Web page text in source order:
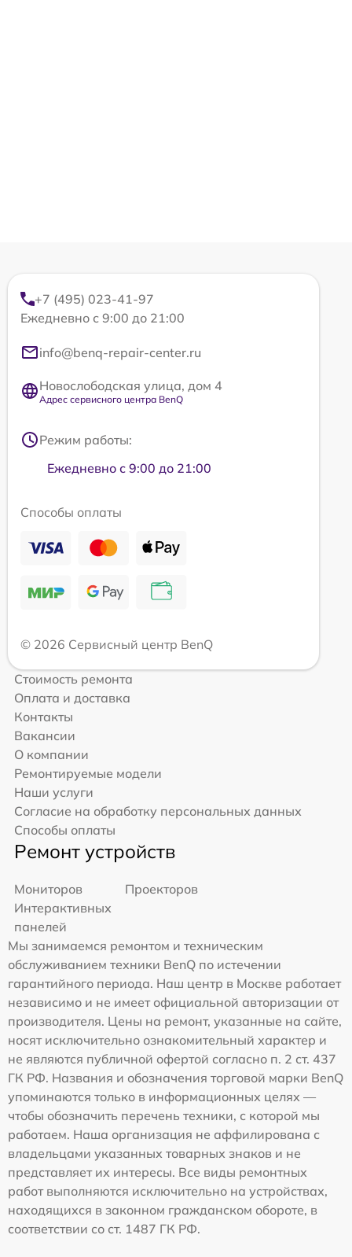
+7 (495) 023-41-97
Ежедневно с 9:00 до 21:00
info@benq-repair-center.ru
Новослободская улица, дом 4
Адрес сервисного центра BenQ
Режим работы:
Ежедневно с 9:00 до 21:00
Способы оплаты
© 2026 Сервисный центр BenQ
Стоимость ремонта
Оплата и доставка
Контакты
Вакансии
О компании
Ремонтируемые модели
Наши услуги
Согласие на обработку персональных данных
Способы оплаты
Ремонт устройств
Мониторов
Проекторов
Интерактивных
панелей
Мы занимаемся ремонтом и техническим
обслуживанием техники BenQ по истечении
гарантийного периода. Наш центр в Москве работает
независимо и не имеет официальной авторизации от
производителя. Цены на ремонт, указанные на сайте,
носят исключительно ознакомительный характер и
не являются публичной офертой согласно п. 2 ст. 437
ГК РФ. Названия и обозначения торговой марки BenQ
упоминаются только в информационных целях —
чтобы обозначить перечень техники, с которой мы
работаем. Наша организация не аффилирована с
владельцами указанных товарных знаков и не
представляет их интересы. Все виды ремонтных
работ выполняются исключительно на устройствах,
находящихся в законном гражданском обороте, в
соответствии со ст. 1487 ГК РФ.